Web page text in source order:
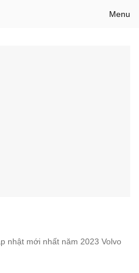
Menu
nhật mới nhất năm 2023 Volvo